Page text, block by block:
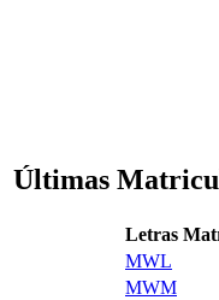
Últimas
Letras
MWL
MWM